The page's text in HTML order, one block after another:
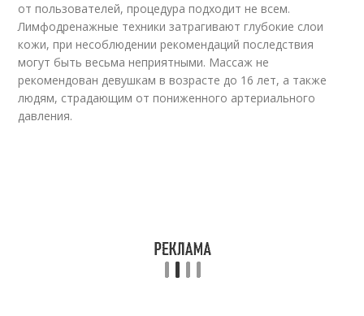
от пользователей, процедура подходит не всем.
Лимфодренажные техники затрагивают глубокие слои
кожи, при несоблюдении рекомендаций последствия
могут быть весьма неприятными. Массаж не
рекомендован девушкам в возрасте до 16 лет, а также
людям, страдающим от пониженного артериального
давления.